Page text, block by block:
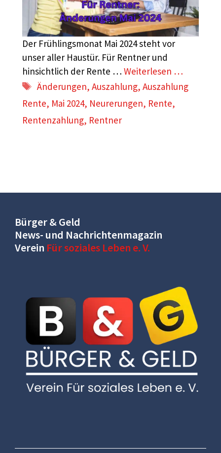
Der Frühlingsmonat Mai 2024 steht vor
unser aller Haustür. Für Rentner und
hinsichtlich der Rente … Weiterlesen …
Schlagwörter
Änderungen,Auszahlung,Auszahlung
Rente, Mai 2024, Neurerungen, Rente,
Rentenzahlung, Rentner
Bürger & Geld
News- und Nachrichtenmagazin
Verein Für soziales Leben e. V.